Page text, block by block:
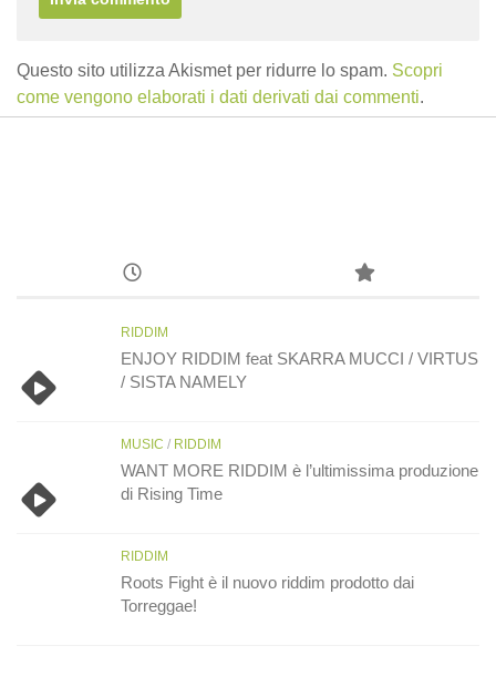
Questo sito utilizza Akismet per ridurre lo spam. Scopri
come vengono elaborati i dati derivati dai commenti.
RIDDIM
ENJOY RIDDIM feat SKARRA MUCCI / VIRTUS
/ SISTA NAMELY
MUSIC / RIDDIM
WANT MORE RIDDIM è l’ultimissima produzione
di Rising Time
RIDDIM
Roots Fight è il nuovo riddim prodotto dai
Torreggae!